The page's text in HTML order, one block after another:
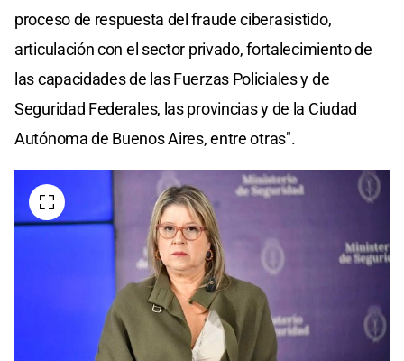
proceso de respuesta del fraude ciberasistido,
articulación con el sector privado, fortalecimiento de
las capacidades de las Fuerzas Policiales y de
Seguridad Federales, las provincias y de la Ciudad
Autónoma de Buenos Aires, entre otras".